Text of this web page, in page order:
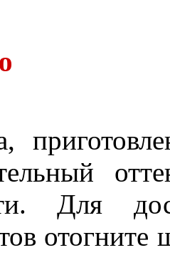
Для